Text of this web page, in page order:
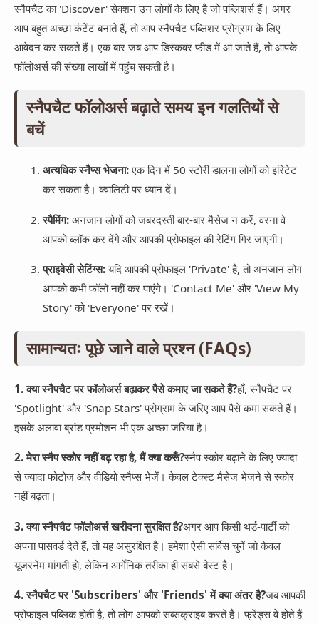
स्नैपचैट का 'Discover' सेक्शन उन लोगों के लिए है जो पब्लिशर्स हैं। अगर
आप बहुत अच्छा कंटेंट बनाते हैं, तो आप स्नैपचैट पब्लिशर प्रोग्राम के लिए
आवेदन कर सकते हैं। एक बार जब आप डिस्कवर फीड में आ जाते हैं, तो आपके
फॉलोअर्स की संख्या लाखों में पहुंच सकती है।
स्नैपचैट फॉलोअर्स बढ़ाते समय इन गलतियों से
बचें
अत्यधिक स्नैप्स भेजना:एक दिन में 50 स्टोरी डालना लोगों को इरिटेट
कर सकता है। क्वालिटी पर ध्यान दें।
स्पैमिंग:अनजान लोगों को जबरदस्ती बार-बार मैसेज न करें, वरना वे
आपको ब्लॉक कर देंगे और आपकी प्रोफाइल की रेटिंग गिर जाएगी।
प्राइवेसी सेटिंग्स:यदि आपकी प्रोफाइल 'Private' है, तो अनजान लोग
आपको कभी फॉलो नहीं कर पाएंगे। 'Contact Me' और 'View My
Story' को 'Everyone' पर रखें।
सामान्यतः पूछे जाने वाले प्रश्न (FAQs)
1. क्या स्नैपचैट पर फॉलोअर्स बढ़ाकर पैसे कमाए जा सकते हैं?हाँ, स्नैपचैट पर
'Spotlight' और 'Snap Stars' प्रोग्राम के जरिए आप पैसे कमा सकते हैं।
इसके अलावा ब्रांड प्रमोशन भी एक अच्छा जरिया है।
2. मेरा स्नैप स्कोर नहीं बढ़ रहा है, मैं क्या करूँ?स्नैप स्कोर बढ़ाने के लिए ज्यादा
से ज्यादा फोटोज और वीडियो स्नैप्स भेजें। केवल टेक्स्ट मैसेज भेजने से स्कोर
नहीं बढ़ता।
3. क्या स्नैपचैट फॉलोअर्स खरीदना सुरक्षित है?अगर आप किसी थर्ड-पार्टी को
अपना पासवर्ड देते हैं, तो यह असुरक्षित है। हमेशा ऐसी सर्विस चुनें जो केवल
यूजरनेम मांगती हो, लेकिन आर्गेनिक तरीका ही सबसे बेस्ट है।
4. स्नैपचैट पर 'Subscribers' और 'Friends' में क्या अंतर है?जब आपकी
प्रोफाइल पब्लिक होती है, तो लोग आपको सब्सक्राइब करते हैं। फ्रेंड्स वे होते हैं